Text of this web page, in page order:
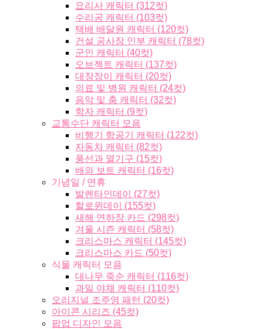
요리사 캐릭터 (312컷)
수리공 캐릭터 (103컷)
택배 배달원 캐릭터 (120컷)
건설 공사장 인부 캐릭터 (78컷)
군인 캐릭터 (40컷)
오브젝트 캐릭터 (137컷)
대장장이 캐릭터 (20컷)
의료 및 병원 캐릭터 (24컷)
음악 및 춤 캐릭터 (32컷)
학자 캐릭터 (9컷)
교통수단 캐릭터 모음
비행기 항공기 캐릭터 (122컷)
자동차 캐릭터 (82컷)
풍선과 열기구 (15컷)
배와 보트 캐릭터 (16컷)
기념일 / 연휴
발렌타인데이 (27컷)
할로윈데이 (155컷)
새해 연하장 카드 (298컷)
겨울 시즌 캐릭터 (58컷)
크리스마스 캐릭터 (145컷)
크리스마스 카드 (50컷)
식물 캐릭터 모음
대나무 죽순 캐릭터 (116컷)
과일 야채 캐릭터 (110컷)
오리지널 조주영 패턴 (20컷)
아이콘 시리즈 (45컷)
팝업 디자인 모음